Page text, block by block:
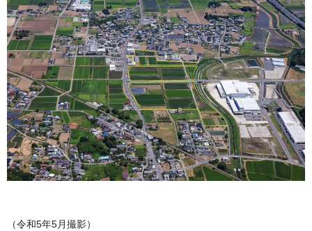
（令和5年5月撮影）